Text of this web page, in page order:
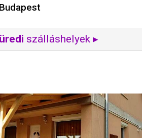
szálláshelyek ▸